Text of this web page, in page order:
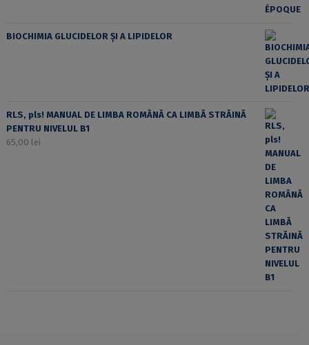
BIOCHIMIA GLUCIDELOR ȘI A LIPIDELOR
RLS, pls! MANUAL DE LIMBA ROMÂNĂ CA LIMBĂ STRĂINĂ
PENTRU NIVELUL B1
65,00 lei